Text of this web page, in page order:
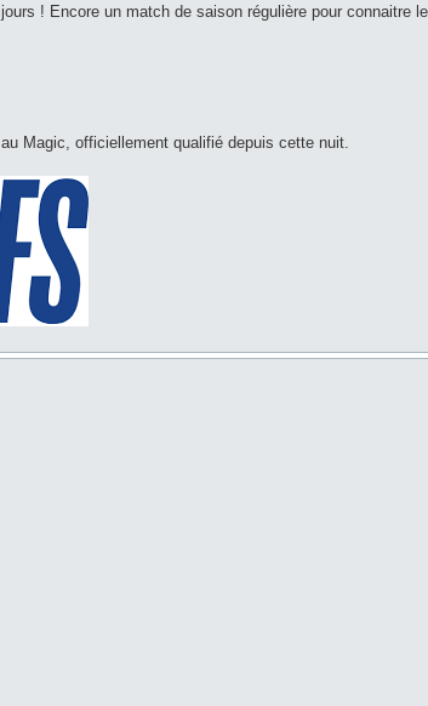
! Encore un match de saison régulière pour connaitre
Magic, officiellement qualifié depuis cette nuit.